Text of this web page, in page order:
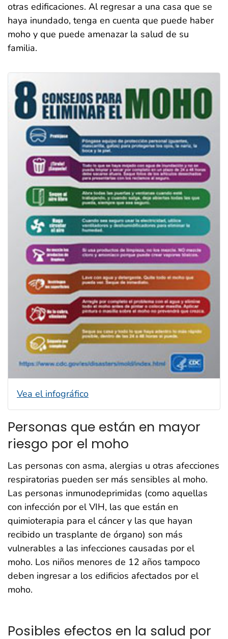
otras edificaciones. Al regresar a una casa que se
haya inundado, tenga en cuenta que puede haber
moho y que puede amenazar la salud de su
familia.
Vea el infográfico
Personas que están en mayor
riesgo por el moho
Las personas con asma, alergias u otras afecciones
respiratorias pueden ser más sensibles al moho.
Las personas inmunodeprimidas (como aquellas
con infección por el VIH, las que están en
quimioterapia para el cáncer y las que hayan
recibido un trasplante de órgano) son más
vulnerables a las infecciones causadas por el
moho. Los niños menores de 12 años tampoco
deben ingresar a los edificios afectados por el
moho.
Posibles efectos en la salud por